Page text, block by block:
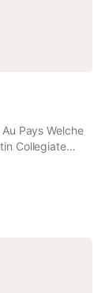
Pays Welche
Collegiate
features
of the